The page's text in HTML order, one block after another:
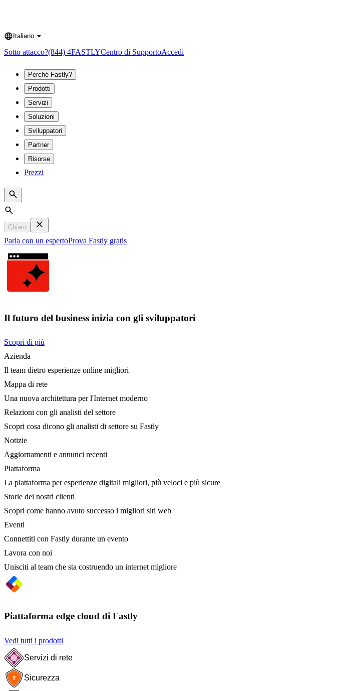
Language
Italiano
Sotto attacco?(844) 4FASTLYCentro di SupportoAccedi
Perché Fastly?
Prodotti
Servizi
Soluzioni
Sviluppatori
Partner
Risorse
Prezzi
Search
Chiaro
Parla con un espertoProva Fastly gratis
Il futuro del business inizia con gli sviluppatori
Scopri di più
Azienda
Il team dietro esperienze online migliori
Mappa di rete
Una nuova architettura per l'Internet moderno
Relazioni con gli analisti del settore
Scopri cosa dicono gli analisti di settore su Fastly
Notizie
Aggiornamenti e annunci recenti
Piattaforma
La piattaforma per esperienze digitali migliori, più veloci e più sicure
Storie dei nostri clienti
Scopri come hanno avuto successo i migliori siti web
Eventi
Connettiti con Fastly durante un evento
Lavora con noi
Unisciti al team che sta costruendo un internet migliore
Piattaforma edge cloud di Fastly
Vedi tutti i prodotti
Servizi di rete
Sicurezza